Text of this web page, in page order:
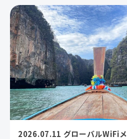
2026.07.11 グローバルWiFi